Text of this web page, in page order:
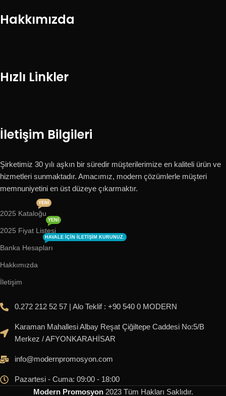
Hakkımızda
Hızlı Linkler
İletişim Bilgileri
Şirketimiz 30 yılı aşkın bir süredir müşterilerimize en kaliteli ürün ve
hizmetleri sunmaktadır. Amacımız, modern çözümlerle müşteri
memnuniyetini en üst düzeye çıkarmaktır.
2025 Kataloğu
YENI
2025 Fiyat Listesi
YENI
Banka Hesapları
HAVALE IÇIN ILETIŞIM KURUNUZ.
Hakkımızda
İletişim
0.272 212 52 57 | Alo Teklif : +90 540 0 MODERN
Karaman Mahallesi Albay Reşat Çiğiltepe Caddesi No:5/B
Merkez / AFYONKARAHİSAR
info@modernpromosyon.com
Pazartesi - Cuma: 09:00 - 18:00
Modern Promosyon 2023 Tüm Hakları Saklıdır.